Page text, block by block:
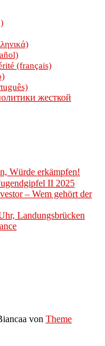
(français)
жесткой
Würde erkämpfen!
II 2025
– Wem gehört der
Landungsbrücken
von Theme